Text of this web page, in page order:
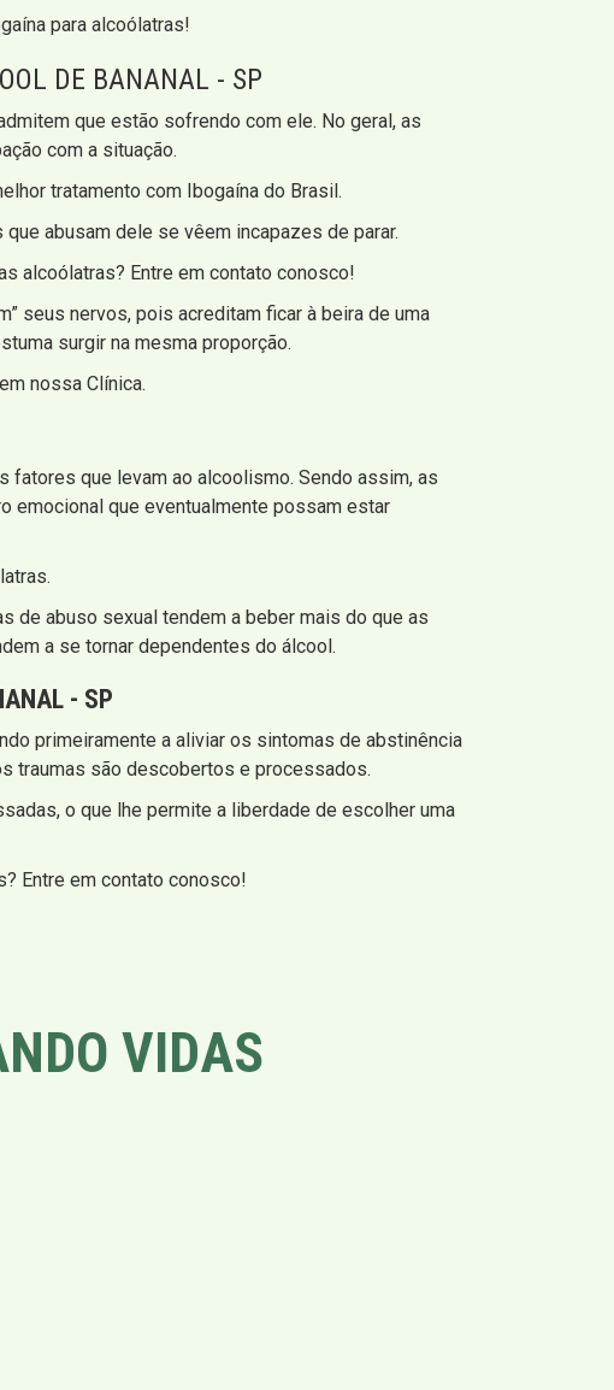
para alcoólatras!
DE BANANAL - SP
que estão sofrendo com ele. No geral, as
com a situação.
tratamento com Ibogaína do Brasil.
abusam dele se vêem incapazes de parar.
alcoólatras? Entre em contato conosco!
seus nervos, pois acreditam ficar à beira de uma
surgir na mesma proporção.
nossa Clínica.
que levam ao alcoolismo. Sendo assim, as
emocional que eventualmente possam estar
de abuso sexual tendem a beber mais do que as
a se tornar dependentes do álcool.
- SP
primeiramente a aliviar os sintomas de abstinência
traumas são descobertos e processados.
o que lhe permite a liberdade de escolher uma
Entre em contato conosco!
VIDAS